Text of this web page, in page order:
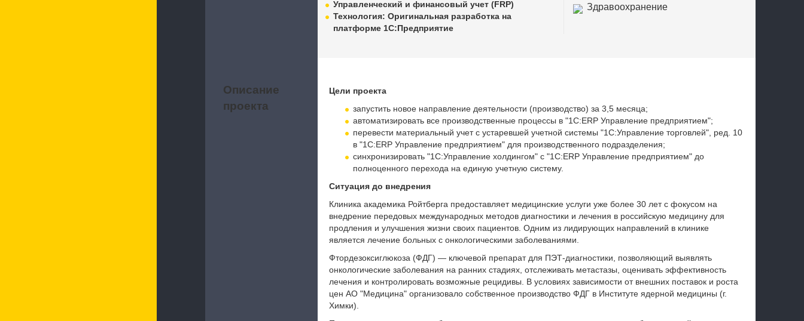
Управленческий и финансовый учет (FRP)
Технология: Оригинальная разработка на
платформе 1С:Предприятие
Здравоохранение
Описание
проекта
Цели проекта
запустить новое направление деятельности (производство) за 3,5 месяца;
автоматизировать все производственные процессы в "1С:ERP Управление предприятием";
перевести материальный учет с устаревшей учетной системы "1С:Управление торговлей", ред. 10
в "1С:ERP Управление предприятием" для производственного подразделения;
синхронизировать "1С:Управление холдингом" с "1С:ERP Управление предприятием" до
полноценного перехода на единую учетную систему.
Ситуация до внедрения
Клиника академика Ройтберга предоставляет медицинские услуги уже более 30 лет с фокусом на
внедрение передовых международных методов диагностики и лечения в российскую медицину для
продления и улучшения жизни своих пациентов. Одним из лидирующих направлений в клинике
является лечение больных с онкологическими заболеваниями.
Фтордезоксиглюкоза (ФДГ) — ключевой препарат для ПЭТ-диагностики, позволяющий выявлять
онкологические заболевания на ранних стадиях, отслеживать метастазы, оценивать эффективность
лечения и контролировать возможные рецидивы. В условиях зависимости от внешних поставок и роста
цен АО "Медицина" организовало собственное производство ФДГ в Институте ядерной медицины (г.
Химки).